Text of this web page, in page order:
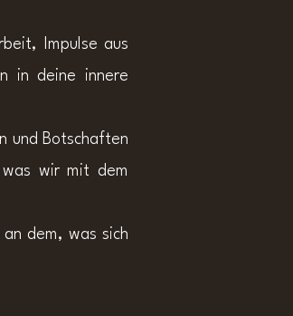
Impulse aus
in deine innere
und Botschaften
wir mit dem
dem, was sich